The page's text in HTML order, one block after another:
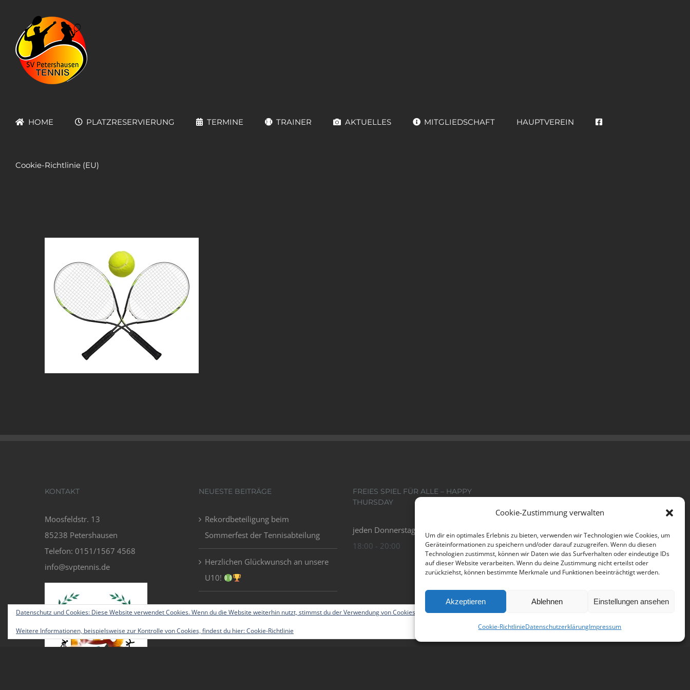
Cookie-Zustimmung verwalten
Um dir ein optimales Erlebnis zu bieten, verwenden wir Technologien wie Cookies, um
Geräteinformationen zu speichern und/oder darauf zuzugreifen. Wenn du diesen
Technologien zustimmst, können wir Daten wie das Surfverhalten oder eindeutige IDs
auf dieser Website verarbeiten. Wenn du deine Zustimmung nicht erteilst oder
zurückziehst, können bestimmte Merkmale und Funktionen beeinträchtigt werden.
Akzeptieren Ablehnen Einstellungen ansehen
Cookie-RichtlinieDatenschutzerklärungImpressum
springen
HOME PLATZRESERVIERUNG TERMINE TRAINER AKTUELLES MITGLIEDSCHAFT HAUPTVEREIN
Cookie-Richtlinie (EU)
KONTAKT
Moosfeldstr. 13
85238 Petershausen
Telefon: 0151/1567 4568
info@svptennis.de
NEUESTE BEITRÄGE
Rekordbeteiligung beim
Sommerfest der Tennisabteilung
Herzlichen Glückwunsch an unsere
U10!
FREIES SPIEL FÜR ALLE – HAPPY
THURSDAY
jeden Donnerstag bei Schönwetter
18:00 - 20:00
Datenschutz und Cookies: Diese Website verwendet Cookies. Wenn du die Website weiterhin nutzt, stimmst du der Verwendung von Cookies zu.
Weitere Informationen, beispielsweise zur Kontrolle von Cookies, findest du hier:Cookie-Richtlinie